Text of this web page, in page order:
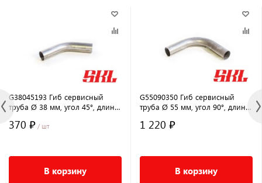
G38045193 Гиб сервисный
труба Ø 38 мм, угол 45°, длина
370 ₽ / шт
В корзину
G55090350 Гиб сервисный
труба Ø 55 мм, угол 90°, длина
1 220 ₽
В корзину